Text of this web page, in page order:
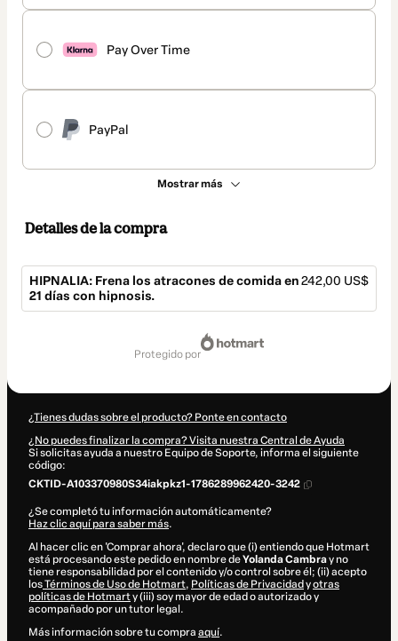
Pay Over Time
PayPal
Mostrar más
Detalles de la compra
HIPNALIA: Frena los atracones de comida en
21 días con hipnosis.
242,00 US$
protegido por
¿Tienes dudas sobre el producto? Ponte en contacto
¿No puedes finalizar la compra? Visita nuestra Central de Ayuda
Si solicitas ayuda a nuestro Equipo de Soporte, informa el siguiente
código:
CKTID-A103370980S34iakpkz1-1786289962420-3242
¿Se completó tu información automáticamente?
Haz clic aquí para saber más.
Al hacer clic en 'Comprar ahora', declaro que (i) entiendo que Hotmart
está procesando este pedido en nombre deYolanda Cambray no
tiene responsabilidad por el contenido y/o control sobre él; (ii) acepto
losTérminos de Uso de Hotmart, Políticas de Privacidad yotras
políticas de Hotmarty (iii) soy mayor de edad o autorizado y
acompañado por un tutor legal.
Más información sobre tu compra aquí.